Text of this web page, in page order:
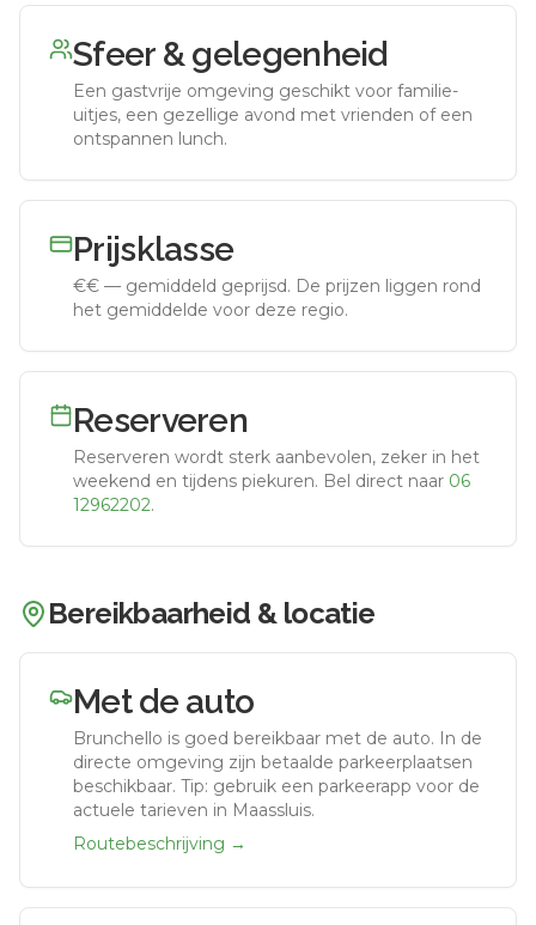
Sfeer & gelegenheid
Een gastvrije omgeving geschikt voor familie-
uitjes, een gezellige avond met vrienden of een
ontspannen lunch.
Prijsklasse
€€ — gemiddeld geprijsd. De prijzen liggen rond
het gemiddelde voor deze regio.
Reserveren
Reserveren wordt sterk aanbevolen, zeker in het
weekend en tijdens piekuren. Bel direct naar 06
12962202.
Bereikbaarheid & locatie
Met de auto
Brunchello is goed bereikbaar met de auto. In de
directe omgeving zijn betaalde parkeerplaatsen
beschikbaar. Tip: gebruik een parkeerapp voor de
actuele tarieven in Maassluis.
Routebeschrijving →